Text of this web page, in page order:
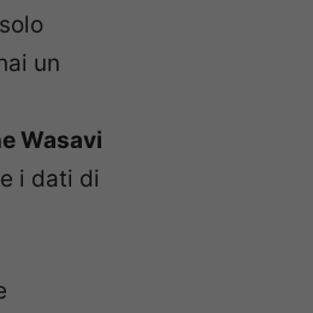
un
Wasavi
i dati di